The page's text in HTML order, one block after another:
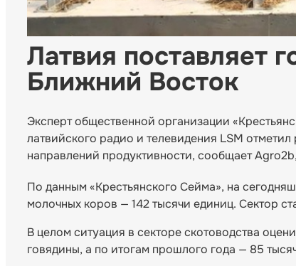
Латвия поставляет
Ближний Восток
Эксперт общественной организации
латвийского радио и телевидения LSM
направлений продуктивности, сообщает Agro2b,
По данным «Крестьянского Сейма», на
молочных коров — 142 тысячи единиц. Сектор
В целом ситуация в секторе скотоводства
говядины, а по итогам прошлого года — 85